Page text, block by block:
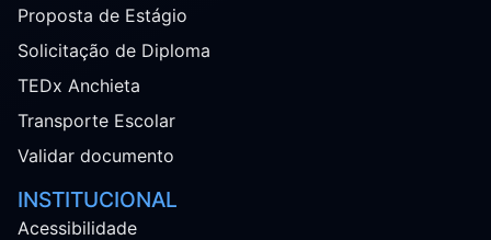
Proposta de Estágio
Solicitação de Diploma
TEDx Anchieta
Transporte Escolar
Validar documento
INSTITUCIONAL
Acessibilidade